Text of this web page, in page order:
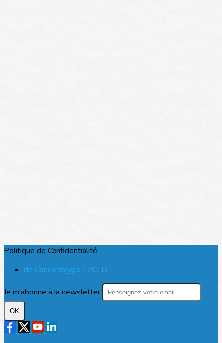
Politique de Confidentialité
de Concarnagglo TZCLD
Je m'abonne à la newsletter
OK